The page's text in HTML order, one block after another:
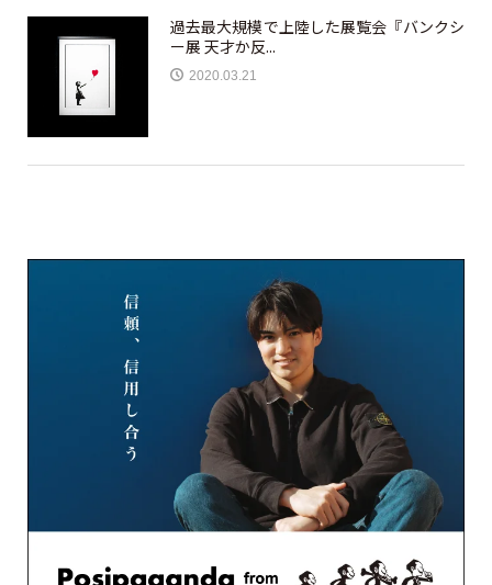
過去最大規模で上陸した展覧会『バンクシ
ー展 天才か反...
2020.03.21